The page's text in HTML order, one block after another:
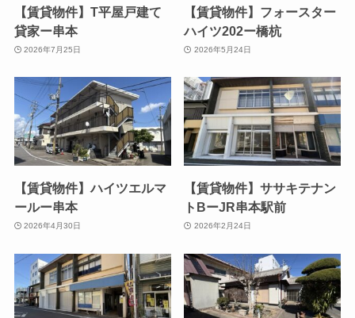
【賃貸物件】T平屋戸建て
貸家ー串本
2026年7月25日
【賃貸物件】フォースター
ハイツ202ー橋杭
2026年5月24日
【賃貸物件】ハイツエルマ
ールー串本
2026年4月30日
【賃貸物件】ササキテナン
トBーJR串本駅前
2026年2月24日